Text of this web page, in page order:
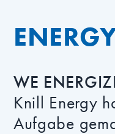
WE
Knill Energy
Aufgabe